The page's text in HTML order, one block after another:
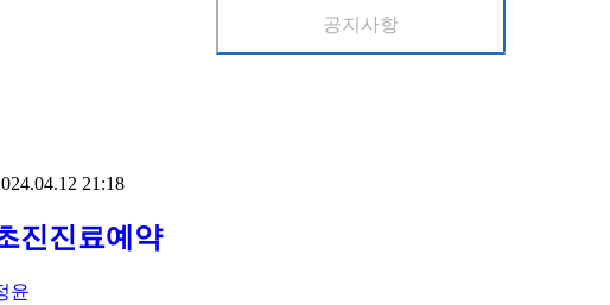
공지사항
21:18
진진료예약
윤